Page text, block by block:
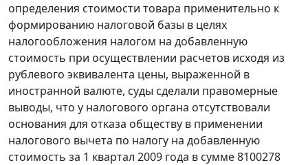
определения стоимости товара применительно к
формированию налоговой базы в целях
налогообложения налогом на добавленную
стоимость при осуществлении расчетов исходя из
рублевого эквивалента цены, выраженной в
иностранной валюте, суды сделали правомерные
выводы, что у налогового органа отсутствовали
основания для отказа обществу в применении
налогового вычета по налогу на добавленную
стоимость за 1 квартал 2009 года в сумме 8100278